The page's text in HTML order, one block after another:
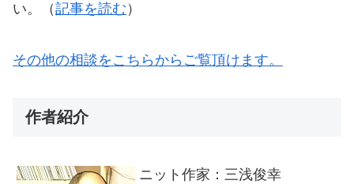
い。（記事を読む ）
その他の相談をこちらからご覧頂けます。
作者紹介
ニット作家：三浅俊幸